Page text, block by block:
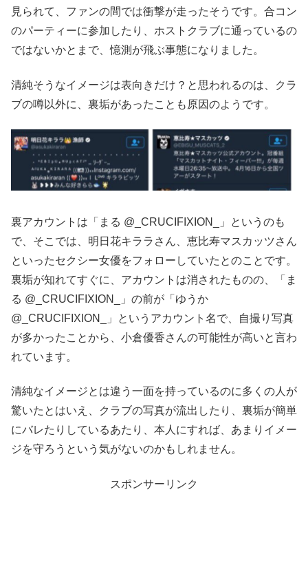
見られて、ファンの間では衝撃が走ったそうです。合コン
のパーティーに参加したり、ホストクラブに通っているの
ではないかとまで、憶測が飛ぶ事態になりました。
清純そうなイメージは表向きだけ？と思われるのは、クラ
ブの噂以外に、裏垢があったことも原因のようです。
裏アカウントは「まる @_CRUCIFIXION_」というのも
で、そこでは、明日花キララさん、恵比寿マスカッツさん
といったセクシー女優をフォローしていたとのことです。
裏垢が知れてすぐに、アカウントは消されたものの、「ま
る @_CRUCIFIXION_」の前が「ゆうか
@_CRUCIFIXION_」というアカウント名で、自撮り写真
が多かったことから、小倉優香さんの可能性が高いと言わ
れています。
清純なイメージとは違う一面を持っているのに多くの人が
驚いたとはいえ、クラブの写真が流出したり、裏垢が簡単
にバレたりしているあたり、本人にすれば、あまりイメー
ジを守ろうという気がないのかもしれません。
スポンサーリンク